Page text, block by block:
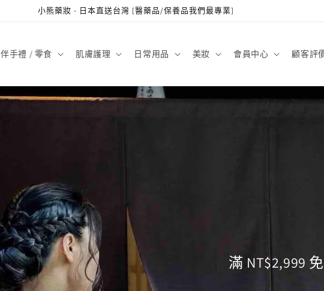
小熊藥妝 - 日本直送台灣 [醫藥品/保養品我們最專業]
伴手禮 / 零食 肌膚護理 日常用品 美妝 會員中心 顧客評
滿 NT$2,999